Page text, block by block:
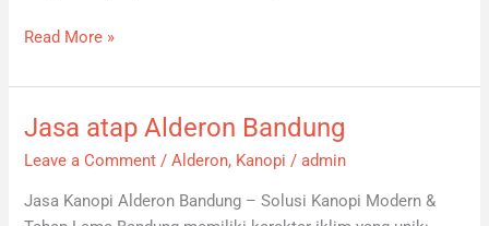
Read More »
Jasa atap Alderon Bandung
Leave a Comment /Alderon, Kanopi /admin
Jasa Kanopi Alderon Bandung – Solusi Kanopi Modern &
Jasa
atap
Bandung